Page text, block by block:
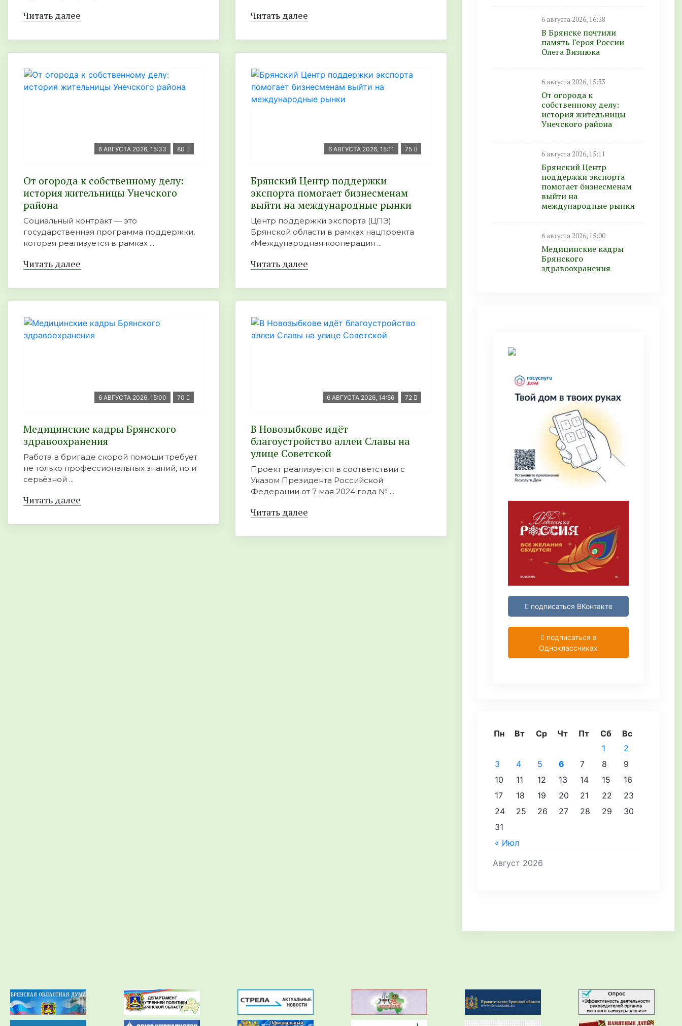
Читать далее Читать далее
6 АВГУСТА 2026, 15:33 80
От огорода к собственному делу:
история жительницы Унечского
района
Социальный контракт — это
государственная программа поддержки,
которая реализуется в рамках ...
Читать далее
6 АВГУСТА 2026, 15:11 75
Брянский Центр поддержки
экспорта помогает бизнесменам
выйти на международные рынки
Центр поддержки экспорта (ЦПЭ)
Брянской области в рамках нацпроекта
«Международная кооперация ...
Читать далее
6 АВГУСТА 2026, 15:00 70
Медицинские кадры Брянского
здравоохранения
Работа в бригаде скорой помощи требует
не только профессиональных знаний, но и
серьёзной ...
Читать далее
6 АВГУСТА 2026, 14:56 72
В Новозыбкове идёт
благоустройство аллеи Славы на
улице Советской
Проект реализуется в соответствии с
Указом Президента Российской
Федерации от 7 мая 2024 года № ...
Читать далее
6 августа 2026, 16:38
В Брянске почтили
память Героя России
Олега Визнюка
6 августа 2026, 15:33
От огорода к
собственному делу:
история жительницы
Унечского района
6 августа 2026, 15:11
Брянский Центр
поддержки экспорта
помогает бизнесменам
выйти на
международные рынки
6 августа 2026, 15:00
Медицинские кадры
Брянского
здравоохранения
подписаться ВКонтакте
подписаться в
Одноклассниках
Август 2026
Пн Вт Ср Чт Пт Сб Вс
« Июл
1
2
3
4 5 6 7 8
9
10
11 12 13 14 15
16
17
18 19 20 21 22
23
24
25 26 27 28 29
30
31